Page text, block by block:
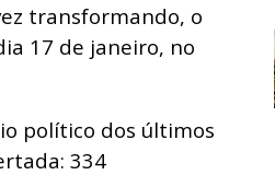
transformando, o
17 de janeiro, no
político dos últimos
334